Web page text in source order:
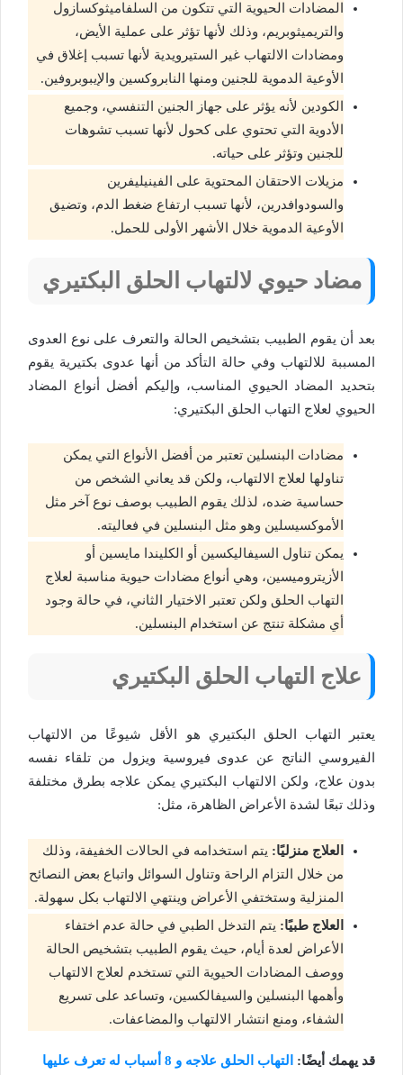
المضادات الحيوية التي تتكون من السلفاميثوكسازول
والتريميثوبريم، وذلك لأنها تؤثر على عملية الأيض،
ومضادات الالتهاب غير الستيرويدية لأنها تسبب إغلاق في
الأوعية الدموية للجنين ومنها النابروكسين والإيبوبروفين.
الكودين لأنه يؤثر على جهاز الجنين التنفسي، وجميع
الأدوية التي تحتوي على كحول لأنها تسبب تشوهات
للجنين وتؤثر على حياته.
مزيلات الاحتقان المحتوية على الفينيليفرين
والسودوافدرين، لأنها تسبب ارتفاع ضغط الدم، وتضيق
الأوعية الدموية خلال الأشهر الأولى للحمل.
مضاد حيوي لالتهاب الحلق البكتيري
بعد أن يقوم الطبيب بتشخيص الحالة والتعرف على نوع العدوى
المسببة للالتهاب وفي حالة التأكد من أنها عدوى بكتيرية يقوم
بتحديد المضاد الحيوي المناسب، وإليكم أفضل أنواع المضاد
الحيوي لعلاج التهاب الحلق البكتيري:
مضادات البنسلين تعتبر من أفضل الأنواع التي يمكن
تناولها لعلاج الالتهاب، ولكن قد يعاني الشخص من
حساسية ضده، لذلك يقوم الطبيب بوصف نوع آخر مثل
الأموكسيسلين وهو مثل البنسلين في فعاليته.
يمكن تناول السيفاليكسين أو الكليندا مايسين أو
الأزيتروميسين، وهي أنواع مضادات حيوية مناسبة لعلاج
التهاب الحلق ولكن تعتبر الاختيار الثاني، في حالة وجود
أي مشكلة تنتج عن استخدام البنسلين.
علاج التهاب الحلق البكتيري
يعتبر التهاب الحلق البكتيري هو الأقل شيوعًا من الالتهاب
الفيروسي الناتج عن عدوى فيروسية ويزول من تلقاء نفسه
بدون علاج، ولكن الالتهاب البكتيري يمكن علاجه بطرق مختلفة
وذلك تبعًا لشدة الأعراض الظاهرة، مثل:
العلاج منزليًا: يتم استخدامه في الحالات الخفيفة، وذلك
من خلال التزام الراحة وتناول السوائل واتباع بعض النصائح
المنزلية وستختفي الأعراض وينتهي الالتهاب بكل سهولة.
العلاج طبيًا: يتم التدخل الطبي في حالة عدم اختفاء
الأعراض لعدة أيام، حيث يقوم الطبيب بتشخيص الحالة
ووصف المضادات الحيوية التي تستخدم لعلاج الالتهاب
وأهمها البنسلين والسيفالكسين، وتساعد على تسريع
الشفاء، ومنع انتشار الالتهاب والمضاعفات.
قد يهمك أيضًا: التهاب الحلق علاجه و 8 أسباب له تعرف عليها